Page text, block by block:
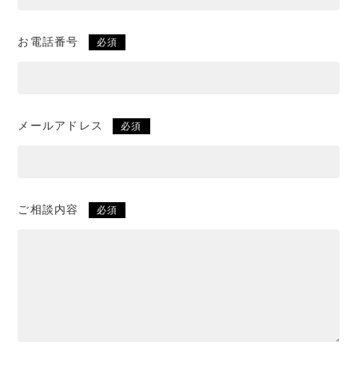
お電話番号 必須
メールアドレス 必須
ご相談内容 必須